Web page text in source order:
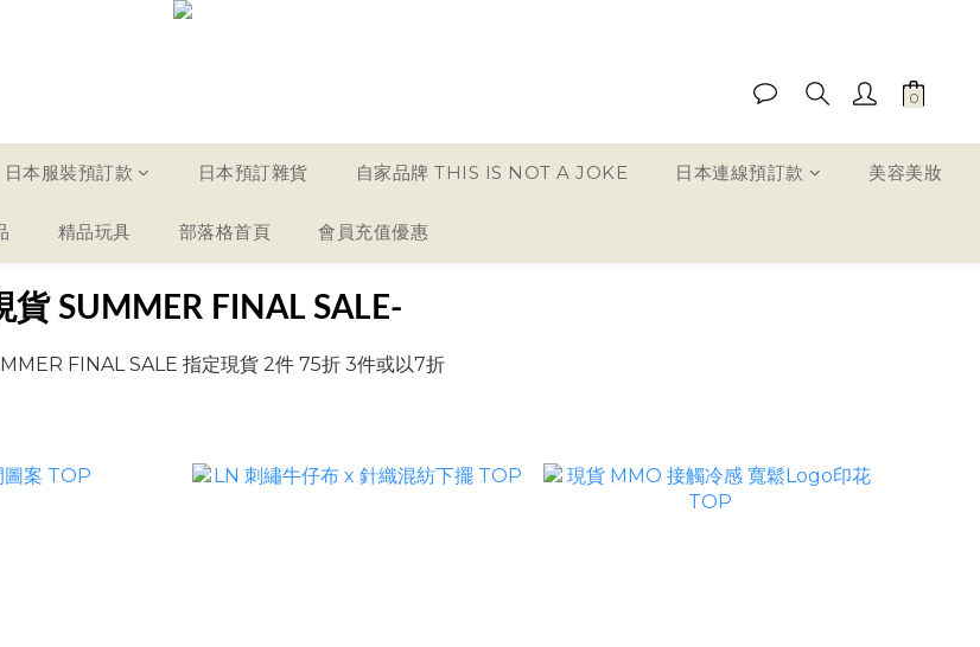
日本服裝預訂款 日本預訂雜貨 自家品牌 THIS IS NOT A JOKE 日本連線預訂款 美容美妝
精品玩具 部落格首頁 會員充值優惠
貨 SUMMER FINAL SALE-
FINAL SALE 指定現貨 2件 75折 3件或以7折